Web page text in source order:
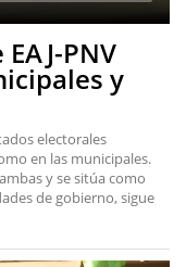
PNV
y
electorales
en las municipales.
y se sitúa como
de gobierno, sigue